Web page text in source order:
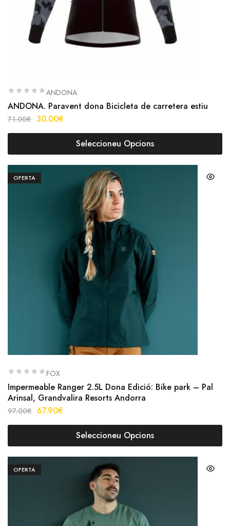
ANDONA
ANDONA. Paravent dona Bicicleta de carretera estiu
71.00€ 30.00€
Seleccioneu Opcions
OFERTA
FOX
Impermeable Ranger 2.5L Dona Edició: Bike park – Pal
Arinsal, Grandvalira Resorts Andorra
97.00€ 67.90€
Seleccioneu Opcions
OFERTA